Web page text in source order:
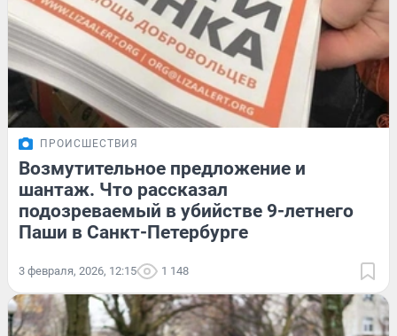
ПРОИСШЕСТВИЯ
Возмутительное предложение и
шантаж. Что рассказал
подозреваемый в убийстве 9-летнего
Паши в Санкт-Петербурге
3 февраля, 2026, 12:15 1 148